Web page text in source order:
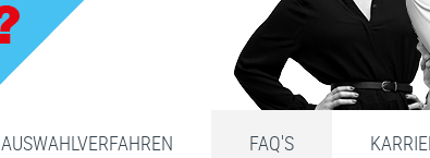
AUSWAHLVERFAHREN FAQ'S